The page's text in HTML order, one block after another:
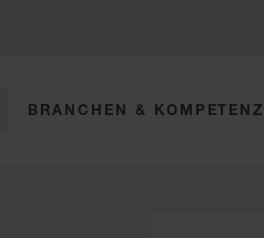
BRANCHEN &